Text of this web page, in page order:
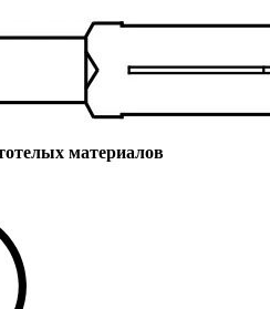
материалов